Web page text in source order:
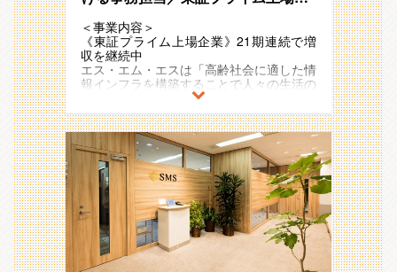
1名（責任者：1名）
【仕事内容】
エス・エム・エスグループ（国内外含む）
の連結・単体決算実務を軸に、業務プロセ
ス改善などをお任せします。
【具体的な業務】
・決算業務（単体・連結）
月次・四半期・年次決算の実務（仕
訳、伝票起票、出納管理など基礎業務含
む）
連結パッケージの回収・精査、連結精
算表の作成
・開示・監査対応
有価証券報告書、決算短信の作成補助
・監査法人対応（J-SOX対応含む）
・業務改善・プロジェクト推進（★注力領
域）
エス・エム・エスは常に新しいサービスを
生み出す成長企業であり、販管経理グルー
プではその最前線に立ち、最新の動向を肌
で感じることができます。また、新規サー
ビスが発生した際には売上・請求のオペレ
ーション構築という重要な役割も担ってお
り、経理の専門知識を活かしながら、新し
いビジネスの基盤を創るクリエイティブな
業務にも挑戦できます。
ルーティンワークは発生するものの、業務
の効率化を進め、会社の成長に直結する業
務比率を高めることを目指しています。常
に事業部門と密接に連携し、事業状況や課
題を共有しながら業務を進めるため、経理
でありながら事業貢献をダイレクトに実感
できる環境です。
ることをミッションとしています。
■財務企画部には以下の４つのグループが
あります。
（１）販管経理第一グループ・・・人材紹
介事業をメインとした多くの事業に関する
債権管理・請求書発行のプロセス設計・運
（２）販管経理第二グループ・・・SaaS
事業（カイポケ・かべなしクラウド）とそ
の周辺事業に関する債権管理・請求書発行
のプロセス設計・運用を担う
（３）経理財務グループ・・・経理財務業
務及び会社横断のプロセス設計・運用を担
う
（４）事業支援グループ・・・主たる事業
である人材紹介サービスを始め、様々な事
業の推進をサポートしつつ、バックオフィ
スと事業の連携業務を担う
後も国内外で新規事業の創出をさらに加速
させており、
21期連続で増収のメガベンチャー企業と
して存在感を強めています。
また、アジア・ヨーロッパ・オセアニアな
ど海外17ヵ国でも事業を展開しており、
今後も日本国内に留まらず既存事業の拡
めていく予定です。
＜配属部署＞
■人材開発部 人事・労務グループ／健康推
進室 保健衛生グループ
最適な就労環境の構築やWell-being推進を
通じて、会社と従業員の相互発展に貢献し
ていくことがミッションです。
人事・労務グループと保健衛生グループが
一体となっている20名程度の組織で、
日々の業務は3～6名のチームに分かれて
＜事業内容＞
《東証プライム上場企業》21期連続で増
収を継続中
エス・エム・エスは「高齢社会に適した情
報インフラを構築することで人々の生活の
質を向上し、社会に貢献し続ける」
というミッションを掲げ、多様な事業・ビ
ジネスモデルを展開しています 。
超高齢社会に突入したことで多くの社会課
題が発生していますが、人々のニーズや関
心の高まりをビジネスチャンスとして捉
え、
「高齢社会×情報」を切り口に「医療」
「介護/障害福祉」「ヘルスケア」「シニ
アライフ」領域で、40以上のサービスを
運営しています。